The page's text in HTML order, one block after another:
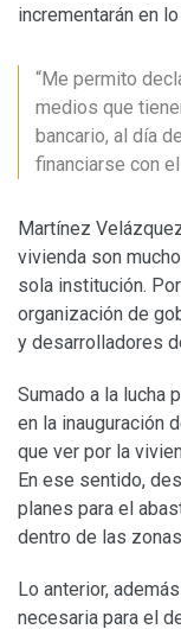
incrementarán en
“Me permito
medios que
bancario, al día
financiarse con
Martínez
vivienda son
sola institución.
organización de
y desarrolladores
Sumado a la lucha
en la inauguración
que ver por la
En ese sentido,
planes para el
dentro de las
Lo anterior,
necesaria para el